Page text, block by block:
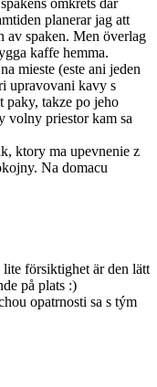
planerar jag att
av spaken. Men överlag
kaffe hemma.
mieste (este ani jeden
upravovani kavy s
paky, takze po jeho
volny priestor kam sa
ktory ma upevnenie z
Na domacu
lite försiktighet är den lätt
på plats :)
opatrnosti sa s tým